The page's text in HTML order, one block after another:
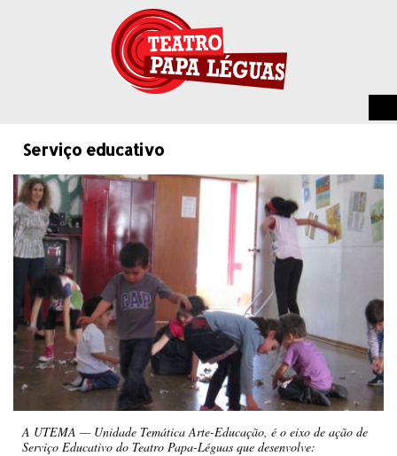
Serviço educativo
A UTEMA — Unidade Temática Arte-Educação, é o eixo de ação de
Serviço Educativo do Teatro Papa-Léguas que desenvolve: